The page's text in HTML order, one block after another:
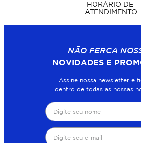
HORÁRIO DE
ATENDIMENTO
NÃO PERCA
NOVIDADES E
Assine nossa newsletter e
dentro de todas as nossas